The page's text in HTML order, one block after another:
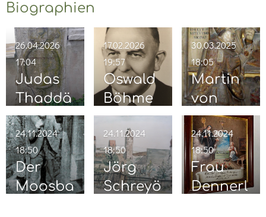
Biographien
Judas
Thaddä
us
Erasmu
s
Cronac
her
26.04.2026
17:04
Oswald
Böhme
17.02.2026
19:57
Martin
von
Schaum
berg
30.03.2025
18:05
Der
Moosba
24.11.2024
18:50
Jörg
Schreyö
24.11.2024
18:50
Frau
Dennerl
24.11.2024
18:50